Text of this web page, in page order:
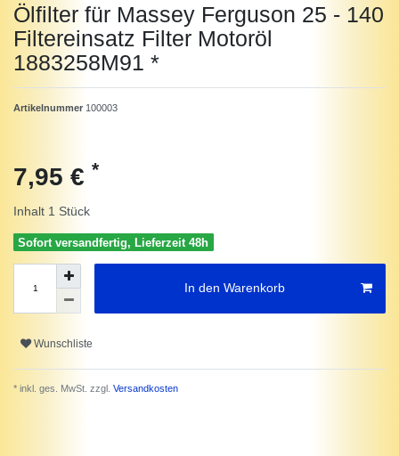
Ölfilter für Massey Ferguson 25 - 140
Filtereinsatz Filter Motoröl
1883258M91 *
Artikelnummer 100003
7,95 € *
Inhalt 1 Stück
Sofort versandfertig, Lieferzeit 48h
In den Warenkorb
Wunschliste
* inkl. ges. MwSt. zzgl. Versandkosten